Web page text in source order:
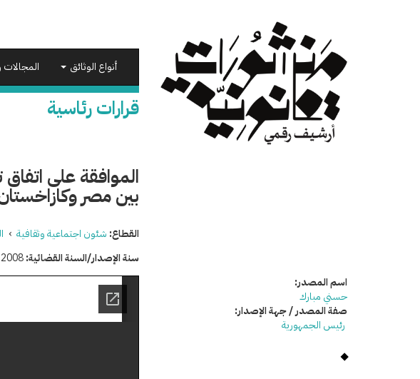
أنواع الوثائق
قرارات رئاسية
الموافقة على
بين مصر
القطاع: شئون اجتماعية وثقافية ›
سنة الإصدار/السنة القضائية:2008
اسم المصدر:
حسني مبارك
صفة المصدر / جهة الإصدار:
رئيس الجمهورية